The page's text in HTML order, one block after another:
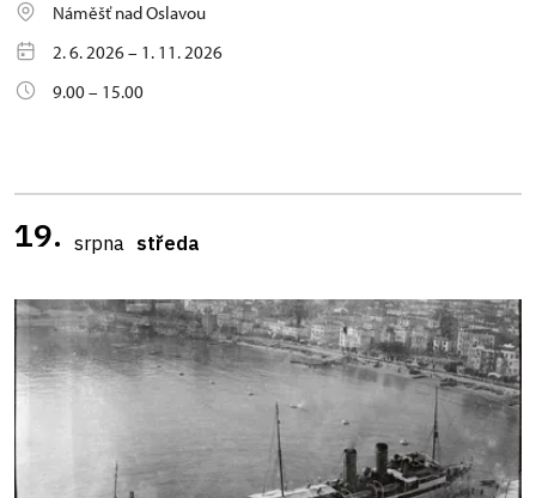
Náměšť nad Oslavou
2. 6. 2026 – 1. 11. 2026
9.00 – 15.00
19. srpna středa